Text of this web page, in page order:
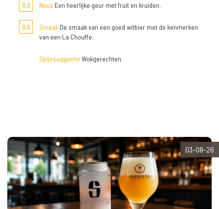
8,0 Neus Een heerlijke geur met fruit en kruiden.
8,6 Smaak De smaak van een goed witbier met de kenmerken
van een La Chouffe.
Spijssuggestie Wokgerechten
03-08-26